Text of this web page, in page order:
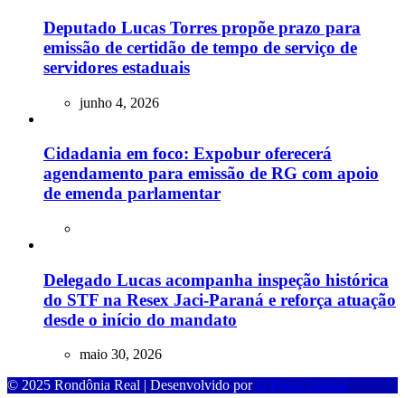
Deputado Lucas Torres propõe prazo para
emissão de certidão de tempo de serviço de
servidores estaduais
junho 4, 2026
Cidadania em foco: Expobur oferecerá
agendamento para emissão de RG com apoio
de emenda parlamentar
Delegado Lucas acompanha inspeção histórica
do STF na Resex Jaci-Paraná e reforça atuação
desde o início do mandato
maio 30, 2026
© 2025 Rondônia Real | Desenvolvido por O Ponto Digital